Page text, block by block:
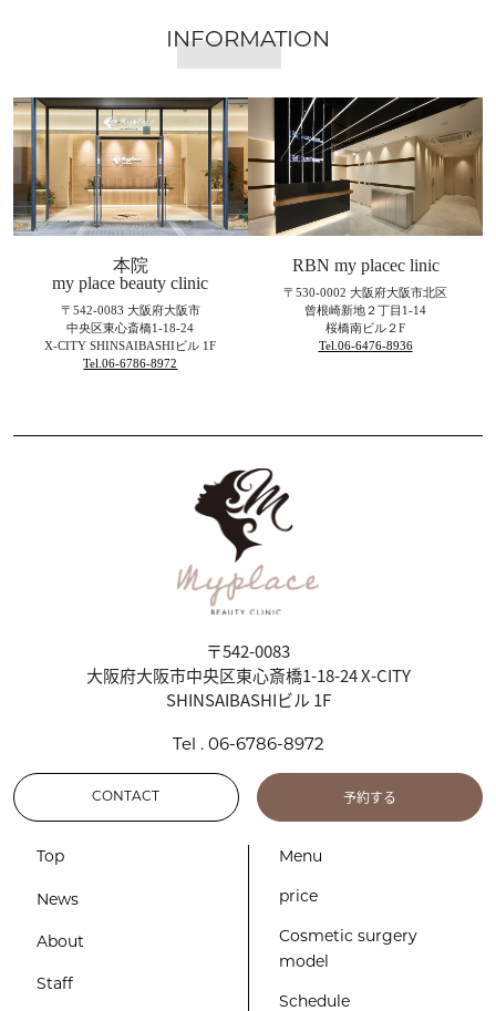
INFORMATION
本院
my place beauty clinic
〒542-0083 大阪府大阪市
中央区東心斎橋1-18-24
X-CITY SHINSAIBASHIビル 1F
Tel.06-6786-8972
RBN my placec linic
〒530-0002 大阪府大阪市北区
曾根崎新地２丁目1-14
桜橋南ビル２F
Tel.06-6476-8936
〒542-0083
大阪府大阪市中央区東心斎橋1-18-24 X-CITY
SHINSAIBASHIビル 1F
Tel . 06-6786-8972
CONTACT 予約する
Top
News
About
Staff
Menu
price
Cosmetic surgery
model
Schedule